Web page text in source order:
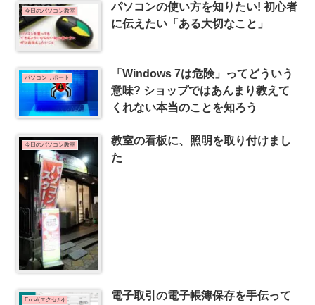
今日のパソコン教室
パソコンの使い方を知りたい! 初心者
に伝えたい「ある大切なこと」
パソコンサポート
「Windows 7は危険」ってどういう
意味? ショップではあんまり教えて
くれない本当のことを知ろう
今日のパソコン教室
教室の看板に、照明を取り付けまし
た
Excel(エクセル)
電子取引の電子帳簿保存を手伝って